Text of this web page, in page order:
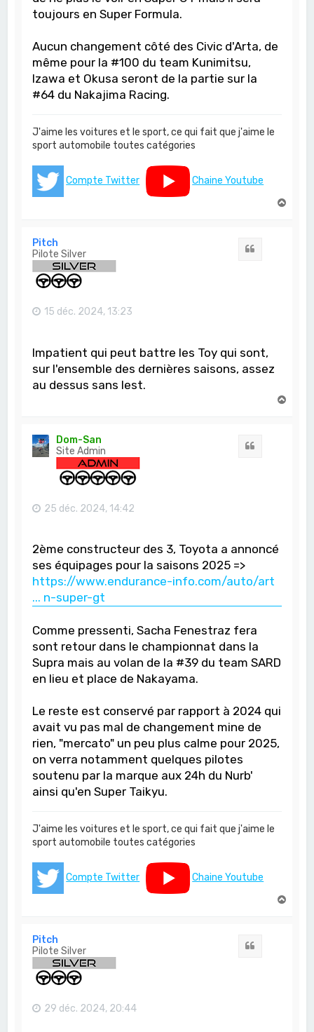
toujours en Super Formula.
Aucun changement côté des Civic d'Arta, de
même pour la #100 du team Kunimitsu,
Izawa et Okusa seront de la partie sur la
#64 du Nakajima Racing.
J'aime les voitures et le sport, ce qui fait que j'aime le
sport automobile toutes catégories
Compte Twitter
Chaine Youtube
Pitch
Pilote Silver
15 déc. 2024, 13:23
Impatient qui peut battre les Toy qui sont,
sur l'ensemble des dernières saisons, assez
au dessus sans lest.
Dom-San
Site Admin
25 déc. 2024, 14:42
2ème constructeur des 3, Toyota a annoncé
ses équipages pour la saisons 2025 =>
https://www.endurance-info.com/auto/art
... n-super-gt
Comme pressenti, Sacha Fenestraz fera
sont retour dans le championnat dans la
Supra mais au volan de la #39 du team SARD
en lieu et place de Nakayama.
Le reste est conservé par rapport à 2024 qui
avait vu pas mal de changement mine de
rien, "mercato" un peu plus calme pour 2025,
on verra notamment quelques pilotes
soutenu par la marque aux 24h du Nurb'
ainsi qu'en Super Taikyu.
J'aime les voitures et le sport, ce qui fait que j'aime le
sport automobile toutes catégories
Compte Twitter
Chaine Youtube
Pitch
Pilote Silver
29 déc. 2024, 20:44